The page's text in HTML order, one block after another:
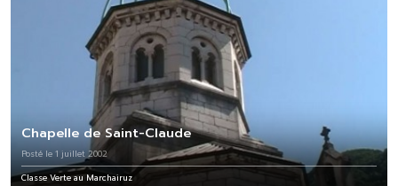
Chapelle de Saint-Claude
Posté le 1 juillet 2002
Classe Verte au Marchairuz